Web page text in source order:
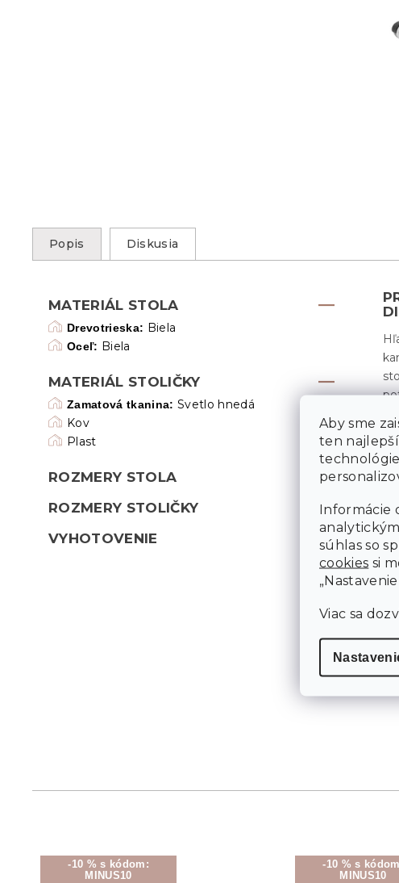
Aby sme
ten
Informácie
súhlas so
cookies si
Viac sa
-10 % s kódom:
MINUS10
-10 % s
MINUS10
Popis Diskusia
MATERIÁL STOLA
Drevotrieska: Biela
Oceľ: Biela
MATERIÁL STOLIČKY
Zamatová tkanina: Svetlo hnedá
Kov
Plast
ROZMERY STOLA
ROZMERY STOLIČKY
VYHOTOVENIE
aj